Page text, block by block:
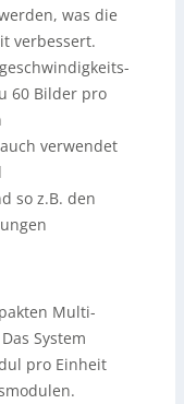
was die
verbessert.
60 Bilder pro
verwendet
so z.B. den
Multi-
System
pro Einheit